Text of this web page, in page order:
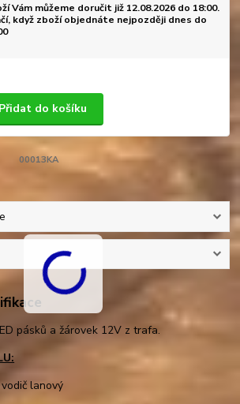
Vám můžeme doručit již 12.08.2026 do 18:00.
když zboží objednáte nejpozději dnes do
Přidat do košíku
00013KA
pásků a žárovek 12V z trafa.
lanový